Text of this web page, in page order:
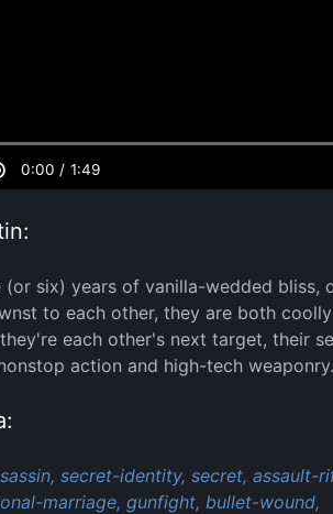
0:00 / 1:49
six) years of vanilla-wedded bliss,
to each other, they are both
each other's next target, their
action and high-tech weaponry.
secret-identity, secret, assault-
marriage, gunfight, bullet-wound,